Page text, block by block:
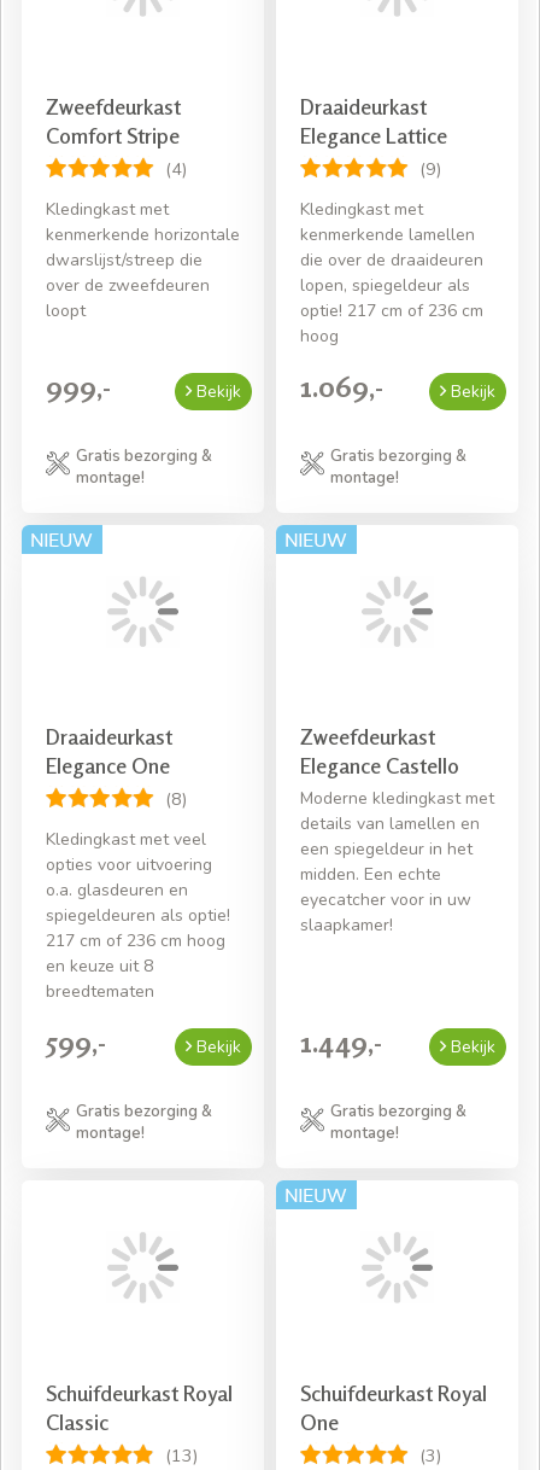
kast kunnen bezorgen en monteren. Wist u dat wij dit
gratis voor u regelen? U heeft er geen omkijken naar. Als
onze medewerkers weer zijn vertrokken heeft u een
volledig opgebouwde kast én opgeruimde kamer. Al het
verpakkingsmateriaal wordt namelijk ook weer
meegenomen. U hoeft alleen nog maar de kast in te
richten!
Zweefdeurkast
Comfort Stripe
(4)
Kledingkast met
kenmerkende horizontale
dwarslijst/streep die
over de zweefdeuren
loopt
999,- Bekijk
Gratis bezorging &
montage!
Draaideurkast
Elegance Lattice
(9)
Kledingkast met
kenmerkende lamellen
die over de draaideuren
lopen, spiegeldeur als
optie! 217 cm of 236 cm
hoog
1.069,- Bekijk
Gratis bezorging &
montage!
Draaideurkast
Elegance One
(8)
Kledingkast met veel
opties voor uitvoering
o.a. glasdeuren en
spiegeldeuren als optie!
217 cm of 236 cm hoog
en keuze uit 8
breedtematen
599,- Bekijk
Gratis bezorging &
montage!
Zweefdeurkast
Elegance Castello
Moderne kledingkast met
details van lamellen en
een spiegeldeur in het
midden. Een echte
eyecatcher voor in uw
slaapkamer!
1.449,- Bekijk
Gratis bezorging &
montage!
Schuifdeurkast Royal
Classic
(13)
Schuifdeurkast Royal
One
(3)